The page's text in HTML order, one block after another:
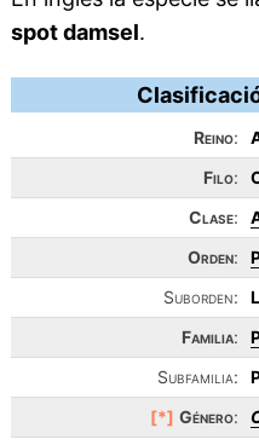
spot damsel.
Reino:
Filo:
Clase:
Orden:
Suborden:
Familia:
Subfamilia:
[*] Género: